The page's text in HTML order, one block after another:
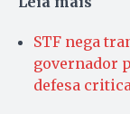
STF nega
governador
defesa